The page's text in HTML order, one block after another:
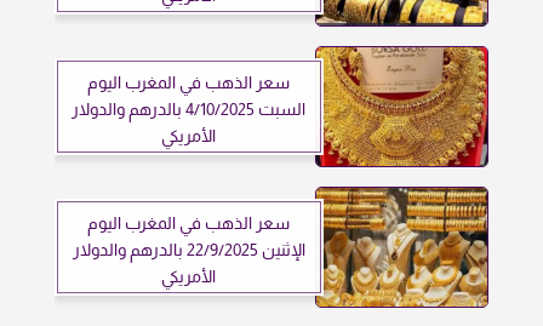
سعر الذهب في المغرب اليوم
السبت 4/10/2025 بالدرهم والدولار
الأمريكي
سعر الذهب في المغرب اليوم
الإثنين 22/9/2025 بالدرهم والدولار
الأمريكي